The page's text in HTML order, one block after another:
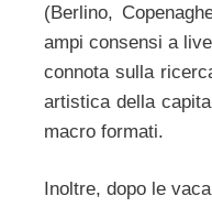
(Berlino,
ampi consensi a
connota sulla
artistica della
macro formati.
Inoltre, dopo le